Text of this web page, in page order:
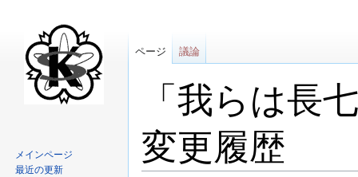
「我らは長
変更履歴
ページ 議論
メインページ
最近の更新